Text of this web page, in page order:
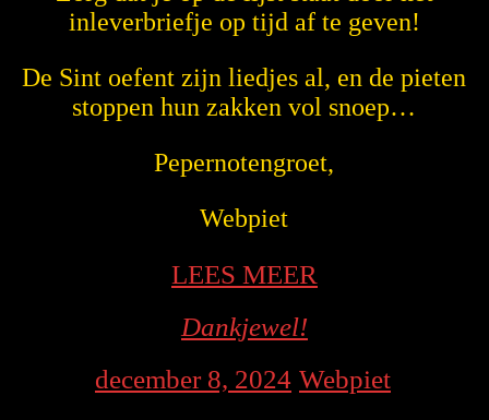
inleverbriefje op tijd af te geven!
De Sint oefent zijn liedjes al, en de pieten
stoppen hun zakken vol snoep…
Pepernotengroet,
Webpiet
LEES MEER
Dankjewel!Dankjewel!
december 8, 2024december
WebpietWebpiet